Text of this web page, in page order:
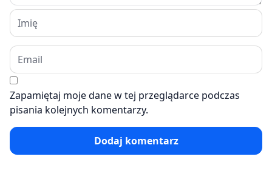
Zapamiętaj moje dane w tej przeglądarce podczas
pisania kolejnych komentarzy.
Dodaj komentarz